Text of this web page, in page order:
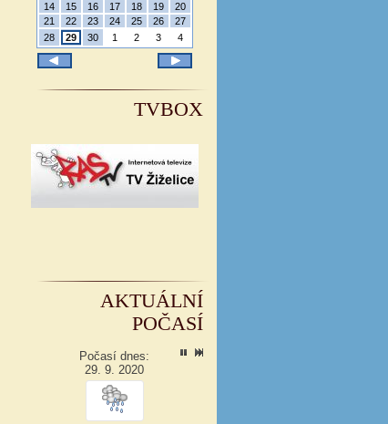
14
15 16 17 18 19
20
21
22 23 24 25 26
27
28
29 30 1 2 3 4
TVBOX
AKTUÁLNÍ
POČASÍ
Počasí dnes:
29. 9. 2020